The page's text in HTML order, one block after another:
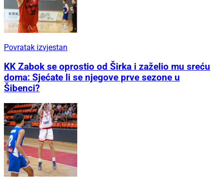
Povratak izvjestan
KK Zabok se oprostio od Širka i zaželio mu sreću
doma: Sjećate li se njegove prve sezone u
Šibenci?